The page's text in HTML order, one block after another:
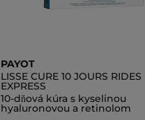
PAYOT
LISSE CURE 10 JOURS RIDES
EXPRESS
10-dňová kúra s kyselinou
hyaluronovou a retinolom